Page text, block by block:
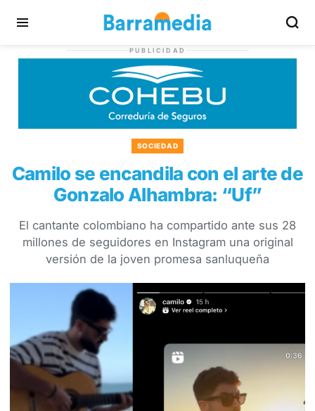
PUBLICIDAD
SOCIEDAD
Camilo se encandila con el arte de
Gonzalo Alhambra: “Uf”
El cantante colombiano ha compartido ante sus 28
millones de seguidores en Instagram una original
versión de la joven promesa sanluqueña